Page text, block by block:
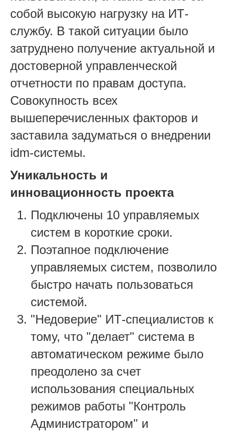
собой высокую нагрузку на ИТ-
службу. В такой ситуации было
затруднено получение актуальной и
достоверной управленческой
отчетности по правам доступа.
Совокупность всех
вышеперечисленных факторов и
заставила задуматься о внедрении
idm-системы.
Уникальность и
инновационность проекта
Подключены 10 управляемых
систем в короткие сроки.
Поэтапное подключение
управляемых систем, позволило
быстро начать пользоваться
системой.
"Недоверие" ИТ-специалистов к
тому, что "делает" система в
автоматическом режиме было
преодолено за счет
использования специальных
режимов работы "Контроль
Администратором" и